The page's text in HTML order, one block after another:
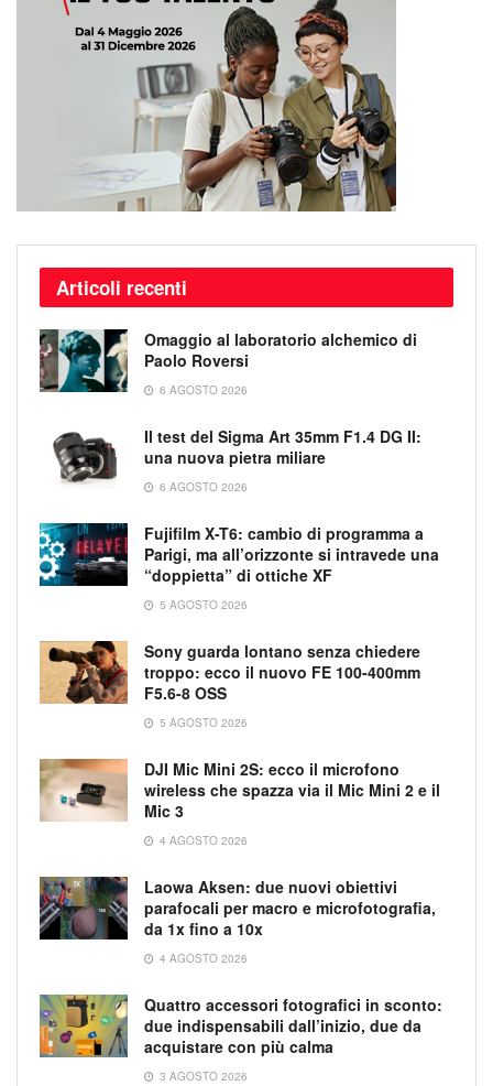
Articoli recenti
Omaggio al laboratorio alchemico di
Paolo Roversi
6 AGOSTO 2026
Il test del Sigma Art 35mm F1.4 DG II:
una nuova pietra miliare
6 AGOSTO 2026
Fujifilm X-T6: cambio di programma a
Parigi, ma all’orizzonte si intravede una
“doppietta” di ottiche XF
5 AGOSTO 2026
Sony guarda lontano senza chiedere
troppo: ecco il nuovo FE 100-400mm
F5.6-8 OSS
5 AGOSTO 2026
DJI Mic Mini 2S: ecco il microfono
wireless che spazza via il Mic Mini 2 e il
Mic 3
4 AGOSTO 2026
Laowa Aksen: due nuovi obiettivi
parafocali per macro e microfotografia,
da 1x fino a 10x
4 AGOSTO 2026
Quattro accessori fotografici in sconto:
due indispensabili dall’inizio, due da
acquistare con più calma
3 AGOSTO 2026